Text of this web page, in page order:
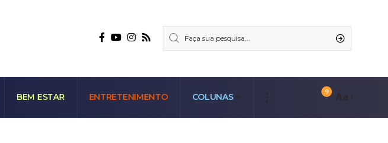
BEM ESTAR ENTRETENIMENTO COLUNAS
9 Aa